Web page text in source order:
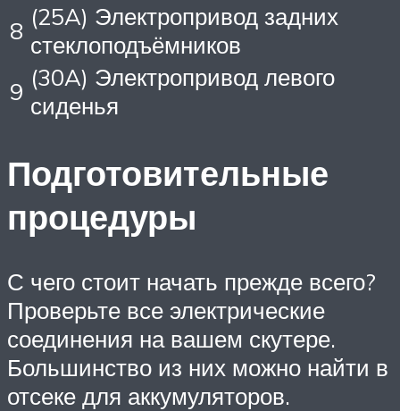
8 (25A) Электропривод задних
стеклоподъёмников
9 (30A) Электропривод левого
сиденья
Подготовительные
процедуры
С чего стоит начать прежде всего?
Проверьте все электрические
соединения на вашем скутере.
Большинство из них можно найти в
отсеке для аккумуляторов.